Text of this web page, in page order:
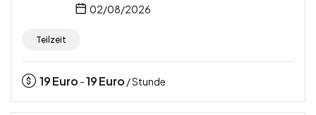
02/08/2026
Teilzeit
19Euro -19Euro / Stunde